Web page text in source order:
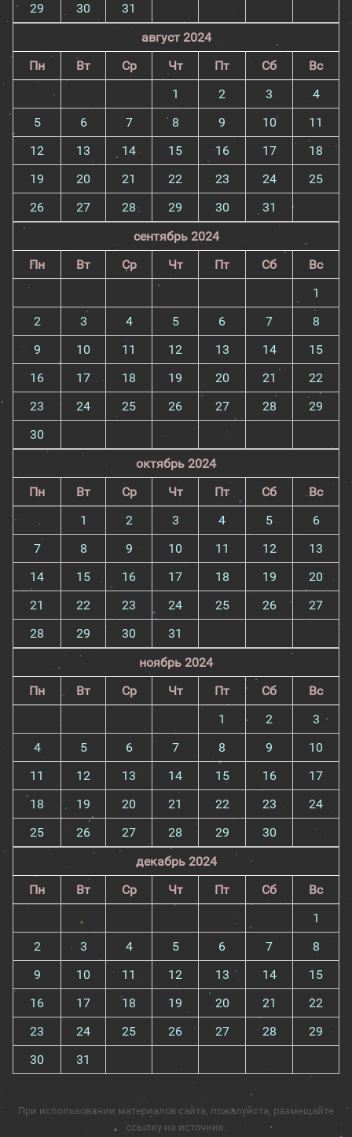
29
30
31
август 2024
Пн
Вт Ср Чт Пт Сб
Вс
1
2 3
4
5
6 7 8 9 10
11
12
13 14 15 16 17
18
19
20 21 22 23 24
25
26
27 28 29 30
31
сентябрь 2024
Пн
Вт Ср Чт Пт Сб
Вс
1
2
3 4 5 6 7
8
9
10 11 12 13 14
15
16
17 18 19 20 21
22
23
24 25 26 27 28
29
30
октябрь 2024
Пн
Вт Ср Чт Пт Сб
Вс
1
2 3 4 5
6
7
8 9 10 11 12
13
14
15 16 17 18 19
20
21
22 23 24 25 26
27
28
29 30
31
ноябрь 2024
Пн
Вт Ср Чт Пт Сб
Вс
1
2
3
4
5 6 7 8 9
10
11
12 13 14 15 16
17
18
19 20 21 22 23
24
25
26 27 28 29
30
декабрь 2024
Пн
Вт Ср Чт Пт Сб
Вс
1
2
3 4 5 6 7
8
9
10 11 12 13 14
15
16
17 18 19 20 21
22
23
24 25 26 27 28
29
30
31
При использовании материалов сайта, пожалуйста, размещайте
ссылку на источник.